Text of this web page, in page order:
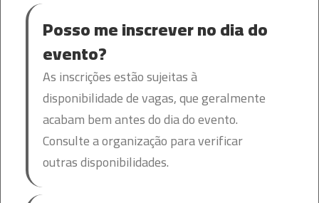
Posso me inscrever no dia do
evento?
As inscrições estão sujeitas à
disponibilidade de vagas, que geralmente
acabam bem antes do dia do evento.
Consulte a organização para verificar
outras disponibilidades.